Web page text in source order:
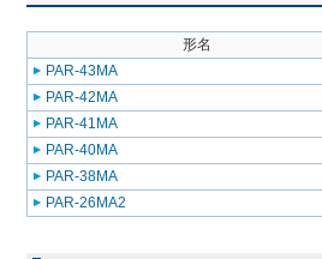
形名
PAR-43MA
PAR-42MA
PAR-41MA
PAR-40MA
PAR-38MA
PAR-26MA2